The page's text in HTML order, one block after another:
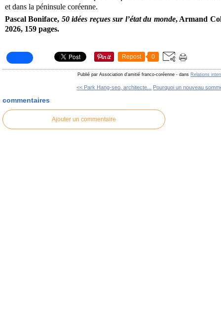
et dans la péninsule coréenne.
Pascal Boniface, 50 idées reçues sur l’état du monde, Armand
2026, 159 pages.
Repost 0
Publié par Association d'amitié franco-coréenne - dans Relations
<< Park Hang-seo, architecte... Pourquoi un nouveau
commentaires
Ajouter un commentaire